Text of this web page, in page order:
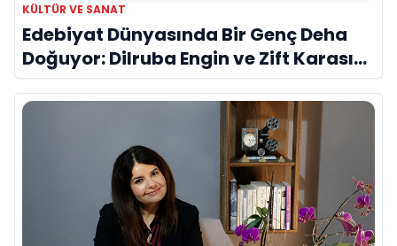
KÜLTÜR VE SANAT
Edebiyat Dünyasında Bir Genç Deha
Doğuyor: Dilruba Engin ve Zift Karası
Evreni ‘AVENOİR’